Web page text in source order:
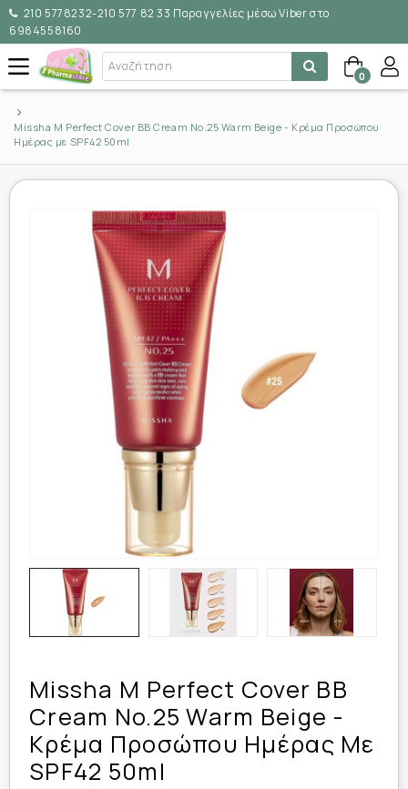
210 5778232-210 577 82 33 Παραγγελίες μέσω Viber στο
6984558160
0
Missha M Perfect Cover BB Cream No.25 Warm Beige - Κρέμα Προσώπου
Ημέρας με SPF42 50ml
Missha M Perfect Cover BB
Cream No.25 Warm Beige -
Κρέμα Προσώπου Ημέρας Με
SPF42 50ml